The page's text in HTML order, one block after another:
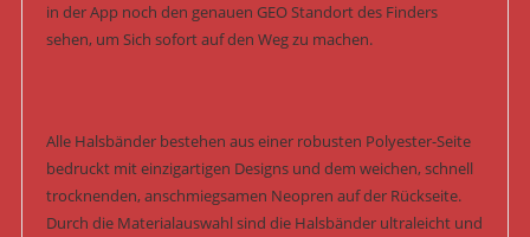
in der App noch den genauen GEO Standort des Finders
sehen, um Sich sofort auf den Weg zu machen.
Alle Halsbänder bestehen aus einer robusten Polyester-Seite
bedruckt mit einzigartigen Designs und dem weichen, schnell
trocknenden, anschmiegsamen Neopren auf der Rückseite.
Durch die Materialauswahl sind die Halsbänder ultraleicht und